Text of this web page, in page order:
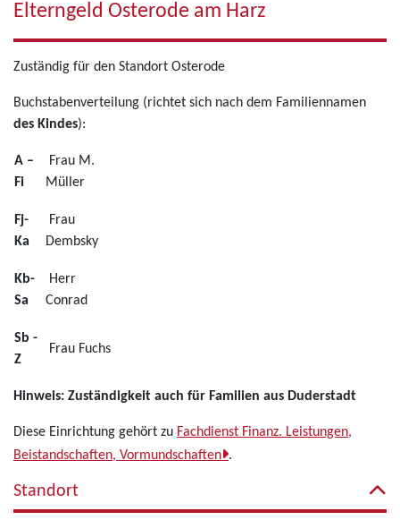
Elterngeld Osterode am Harz
Zuständig für den Standort Osterode
Buchstabenverteilung (richtet sich nach dem Familiennamen
des Kindes):
A –
Fi
Frau M.
Müller
Fj-
Ka
Frau
Dembsky
Kb-
Sa
Herr
Conrad
Sb -
Z
Frau Fuchs
Hinweis: Zuständigkeit auch für Familien aus Duderstadt
Diese Einrichtung gehört zu Fachdienst Finanz. Leistungen,
Beistandschaften, Vormundschaften .
Standort